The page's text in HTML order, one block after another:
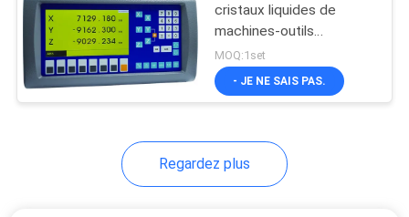
exposés
cristaux liquides de
machines-outils
d'options d'ES-8C
montrent le système de
lecture de Digital
MOQ:1set
- JE NE SAIS PAS.
Regardez plus